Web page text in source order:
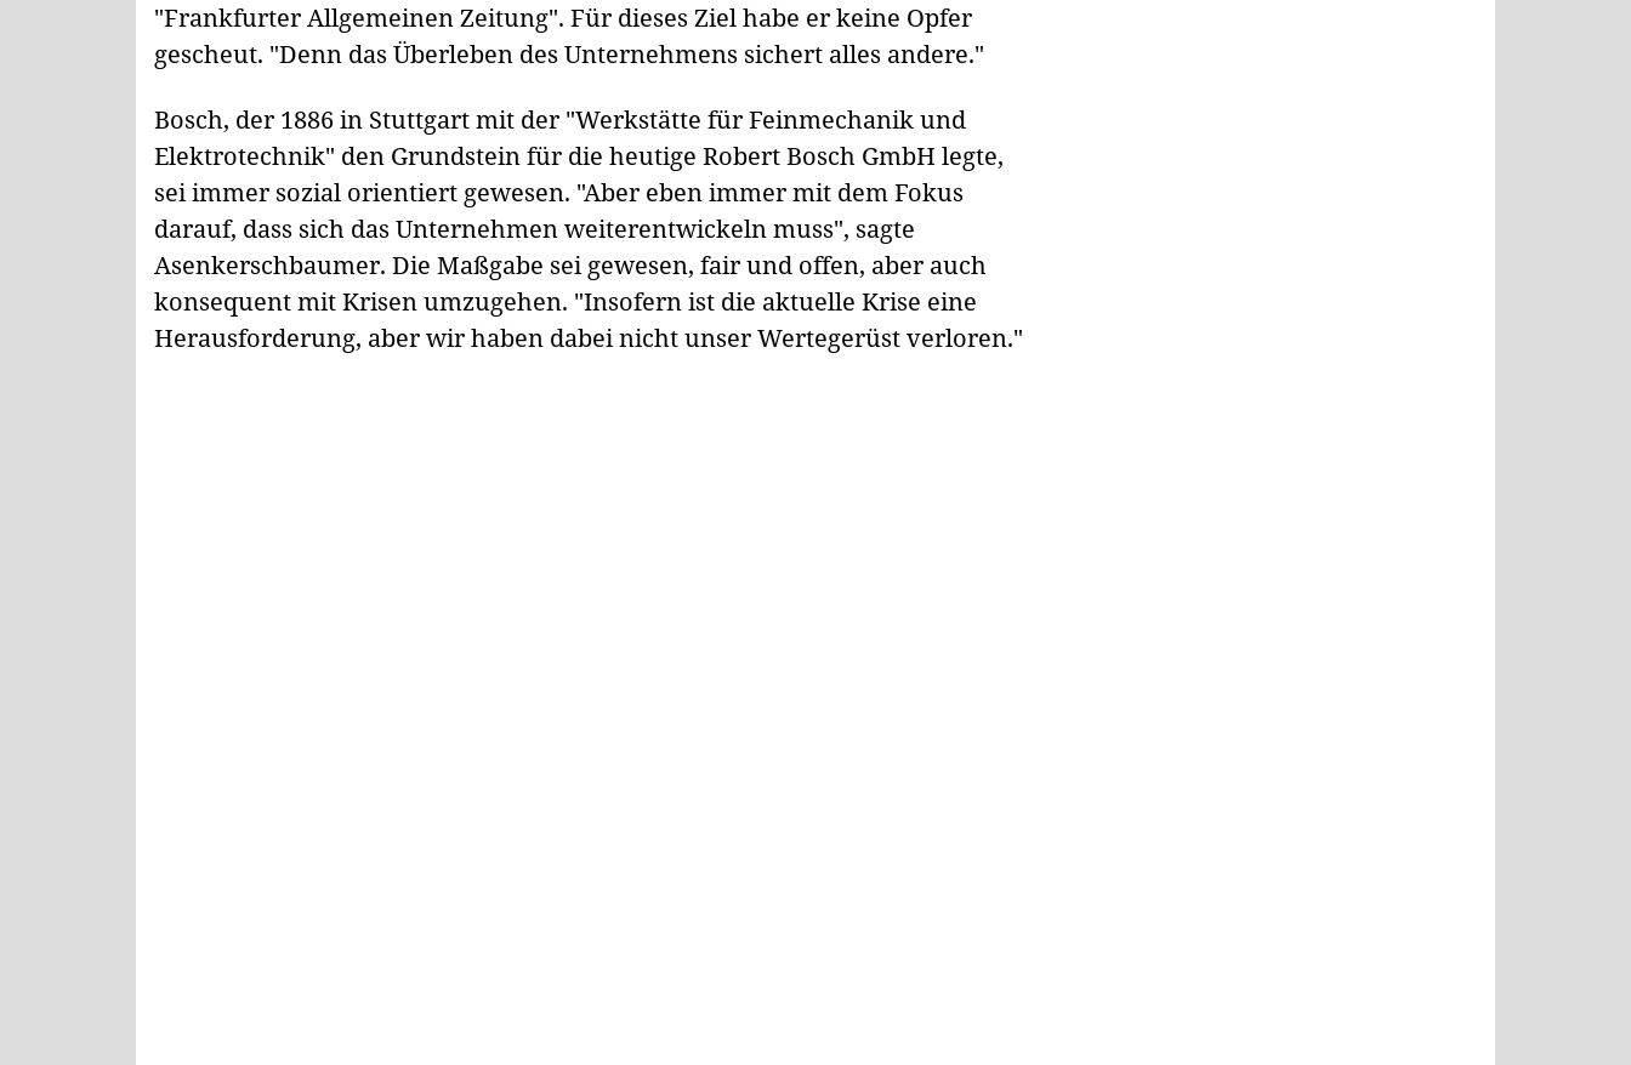
"Frankfurter Allgemeinen Zeitung". Für dieses Ziel habe er keine Opfer
gescheut. "Denn das Überleben des Unternehmens sichert alles andere."
Bosch, der 1886 in Stuttgart mit der "Werkstätte für Feinmechanik und
Elektrotechnik" den Grundstein für die heutige Robert Bosch GmbH legte,
sei immer sozial orientiert gewesen. "Aber eben immer mit dem Fokus
darauf, dass sich das Unternehmen weiterentwickeln muss", sagte
Asenkerschbaumer. Die Maßgabe sei gewesen, fair und offen, aber auch
konsequent mit Krisen umzugehen. "Insofern ist die aktuelle Krise eine
Herausforderung, aber wir haben dabei nicht unser Wertegerüst verloren."